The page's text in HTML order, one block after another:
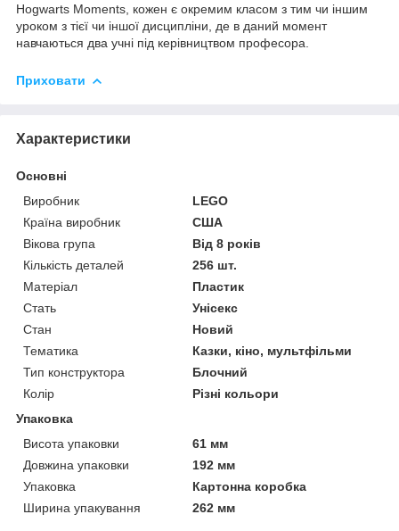
Hogwarts Moments, кожен є окремим класом з тим чи іншим
уроком з тієї чи іншої дисципліни, де в даний момент
навчаються два учні під керівництвом професора.
Приховати
Характеристики
Основні
Виробник
LEGO
Країна виробник
США
Вікова група
Від 8 років
Кількість деталей
256 шт.
Матеріал
Пластик
Стать
Унісекс
Стан
Новий
Тематика
Казки, кіно, мультфільми
Тип конструктора
Блочний
Колір
Різні кольори
Упаковка
Висота упаковки
61 мм
Довжина упаковки
192 мм
Упаковка
Картонна коробка
Ширина упакування
262 мм